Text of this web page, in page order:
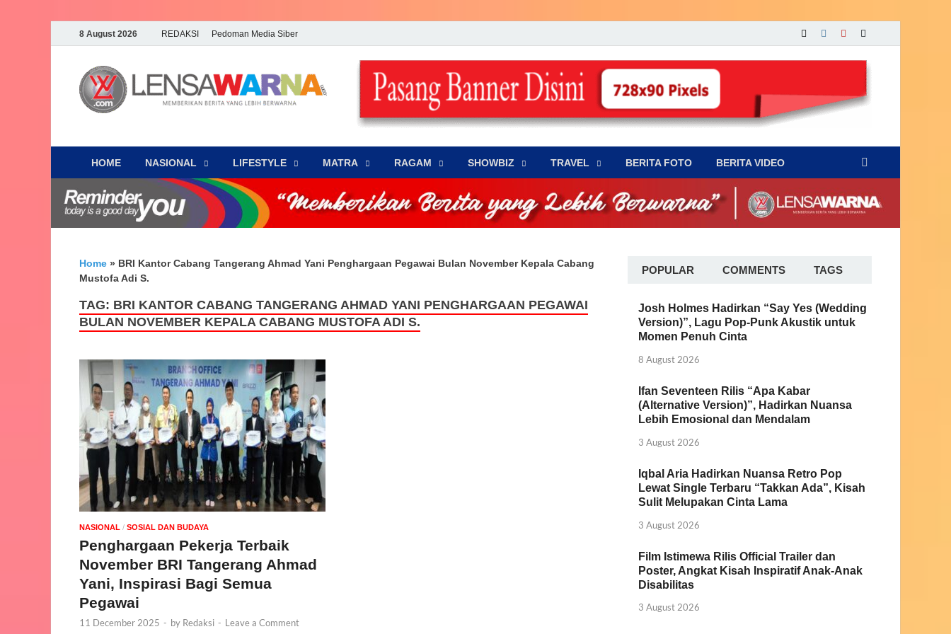
8 August 2026 REDAKSI Pedoman Media Siber
LENSA WARNA .com
Memberikan Berita yang Lebih Berwarna
HOME NASIONAL ‎LIFESTYLE MATRA ‎RAGAM ‎SHOWBIZ ‎TRAVEL BERITA FOTO BERITA VIDEO
Home » BRI Kantor Cabang Tangerang Ahmad Yani Penghargaan Pegawai Bulan November Kepala Cabang
Mustofa Adi S.
TAG: BRI KANTOR CABANG TANGERANG AHMAD YANI PENGHARGAAN PEGAWAI
BULAN NOVEMBER KEPALA CABANG MUSTOFA ADI S.
NASIONAL / SOSIAL DAN BUDAYA
Penghargaan Pekerja Terbaik
November BRI Tangerang Ahmad
Yani, Inspirasi Bagi Semua
Pegawai
11 December 2025 - by Redaksi - Leave a Comment
POPULAR COMMENTS TAGS
Josh Holmes Hadirkan “Say Yes (Wedding
Version)”, Lagu Pop-Punk Akustik untuk
Momen Penuh Cinta
8 August 2026
Ifan Seventeen Rilis “Apa Kabar
(Alternative Version)”, Hadirkan Nuansa
Lebih Emosional dan Mendalam
3 August 2026
Iqbal Aria Hadirkan Nuansa Retro Pop
Lewat Single Terbaru “Takkan Ada”, Kisah
Sulit Melupakan Cinta Lama
3 August 2026
Film Istimewa Rilis Official Trailer dan
Poster, Angkat Kisah Inspiratif Anak-Anak
Disabilitas
3 August 2026